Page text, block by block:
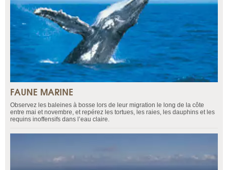
FAUNE MARINE
Observez les baleines à bosse lors de leur migration le long de la côte
entre mai et novembre, et repérez les tortues, les raies, les dauphins et les
requins inoffensifs dans l’eau claire.